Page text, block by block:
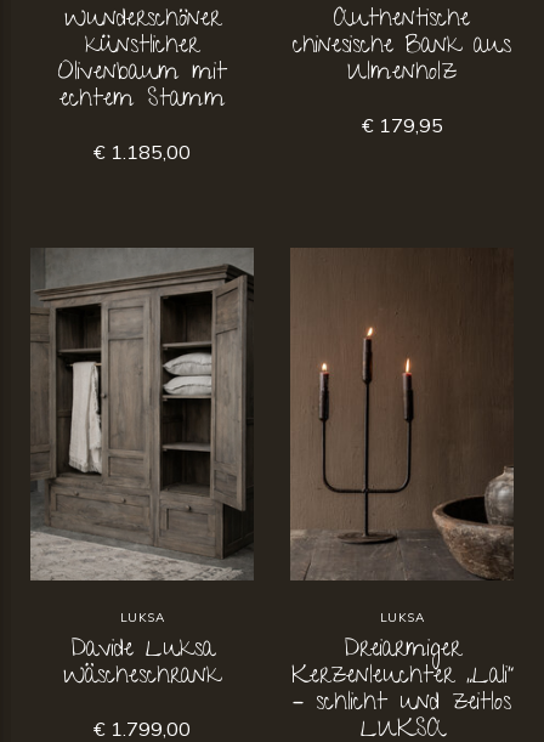
Wunderschöner
künstlicher
Olivenbaum mit
echtem Stamm
€ 1.185,00
Authentische
chinesische Bank aus
Ulmenholz
€ 179,95
LUKSA
Davide Luksa
Wäscheschrank
€ 1.799,00
LUKSA
Dreiarmiger
Kerzenleuchter „Lali“
– schlicht und zeitlos
LUKSA